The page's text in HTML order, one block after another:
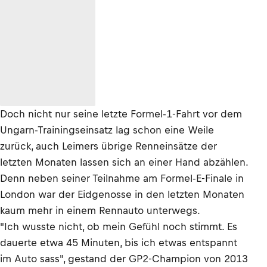
Doch nicht nur seine letzte Formel-1-Fahrt vor dem
Ungarn-Trainingseinsatz lag schon eine Weile
zurück, auch Leimers übrige Renneinsätze der
letzten Monaten lassen sich an einer Hand abzählen.
Denn neben seiner Teilnahme am Formel-E-Finale in
London war der Eidgenosse in den letzten Monaten
kaum mehr in einem Rennauto unterwegs.
"Ich wusste nicht, ob mein Gefühl noch stimmt. Es
dauerte etwa 45 Minuten, bis ich etwas entspannt
im Auto sass", gestand der GP2-Champion von 2013